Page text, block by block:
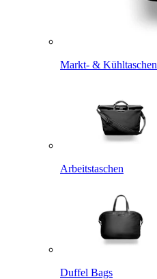
Markt- & Kühltaschen
Arbeitstaschen
Duffel Bags